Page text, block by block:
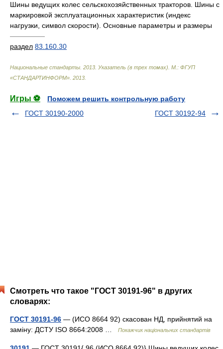
Шины ведущих колес сельскохозяйственных тракторов. Шины с
маркировкой эксплуатационных характеристик (индекс
нагрузки, символ скорости). Основные параметры и размеры
—————
раздел 83.160.30
Национальные стандарты. 2013. Указатель (в трех томах). М.: ФГУП
«СТАНДАРТИНФОРМ» 2013
Игры ⚽
Поможем решить контрольную работу
ГОСТ 30190-2000
ГОСТ 30192-94
Смотреть что такое "ГОСТ 30191-96" в других
словарях:
ГОСТ 30191-96 — (ИСО 8664 92) скасован НД, прийнятий на
заміну: ДСТУ ISO 8664:2008 …
Покажчик національних стандартів